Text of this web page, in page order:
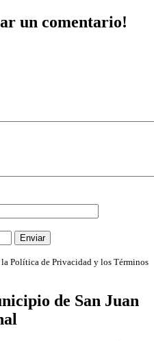
un comentario!
Política de Privacidad y los Términos
de San Juan